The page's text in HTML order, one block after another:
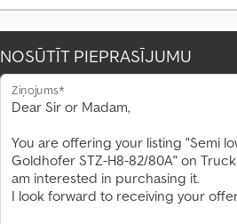
NOSŪTĪT PIEPRASĪJUMU
Ziņojums*